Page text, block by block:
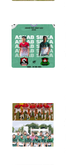
TENTANG
KAMI
REDAKSI
KARIR